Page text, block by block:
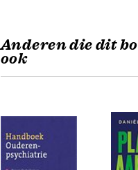
Anderen die dit
ook